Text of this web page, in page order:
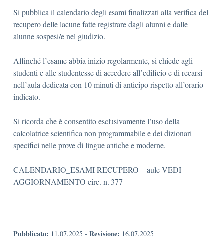
Si pubblica il calendario degli esami finalizzati alla verifica del
recupero delle lacune fatte registrare dagli alunni e dalle
alunne sospesi/e nel giudizio.
Affinché l’esame abbia inizio regolarmente, si chiede agli
studenti e alle studentesse di accedere all’edificio e di recarsi
nell’aula dedicata con 10 minuti di anticipo rispetto all’orario
indicato.
Si ricorda che è consentito esclusivamente l’uso della
calcolatrice scientifica non programmabile e dei dizionari
specifici nelle prove di lingue antiche e moderne.
CALENDARIO_ESAMI RECUPERO – aule VEDI
AGGIORNAMENTO circ. n. 377
Pubblicato: 11.07.2025 - Revisione: 16.07.2025